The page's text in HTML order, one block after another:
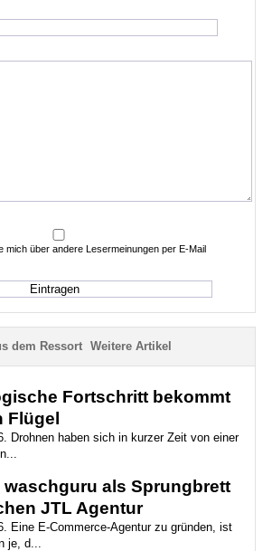
mich über andere Lesermeinungen per E-Mail
Weitere Artikel
Fortschritt bekommt
Flügel
Drohnen haben sich in kurzer Zeit von einer
waschguru als Sprungbrett
JTL Agentur
Eine E-Commerce-Agentur zu gründen, ist
je, d...